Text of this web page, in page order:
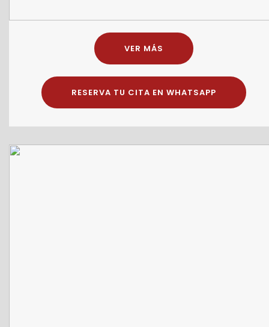
VER MÁS
RESERVA TU CITA EN WHATSAPP